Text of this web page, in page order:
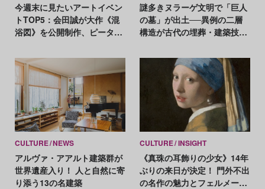
今週末に見たいアートイベン
トTOP5：会田誠が大作《混
浴図》を公開制作、ピータ
謎多きヌラーゲ文明で「巨人
の墓」が出土──異例の二層
構造が古代の埋葬・建築技術
CULTURE NEWS
アルヴァ・アアルト建築群が
世界遺産入り！ 人と自然に寄
り添う13の名建築
CULTURE INSIGHT
《真珠の耳飾りの少女》14年
ぶりの来日が決定！ 門外不出
の名作の魅力とフェルメール